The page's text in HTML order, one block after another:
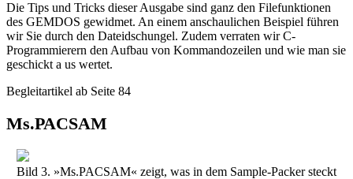
Die Tips und Tricks dieser Ausgabe sind ganz den Filefunktionen
des GEMDOS gewidmet. An einem anschaulichen Beispiel führen
wir Sie durch den Dateidschungel. Zudem verraten wir C-
Programmierern den Aufbau von Kommandozeilen und wie man sie
geschickt a us wertet.
Begleitartikel ab Seite 84
Ms.PACSAM
Bild 3. »Ms.PACSAM« zeigt, was in dem Sample-Packer steckt